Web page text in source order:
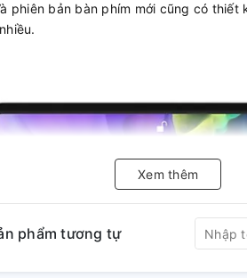
phiên bản bàn phím mới cũng có
Xem thêm
phẩm tương tự